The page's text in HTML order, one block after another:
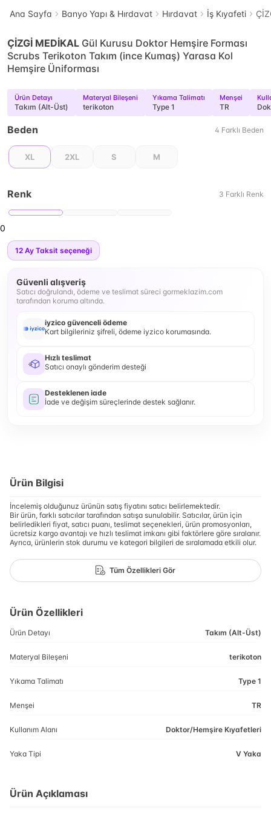
Ana Sayfa Banyo Yapı & Hırdavat Hırdavat İş Kıyafeti
ÇİZGİ MEDİKAL Gül Kurusu Doktor Hemşire Forması
Scrubs Terikoton Takım (ince Kumaş) Yarasa Kol
Hemşire Üniforması
Ürün Detayı
Takım (Alt-Üst)
Materyal Bileşeni
terikoton
Yıkama Talimatı
Type 1
Menşei
TR
Beden 4 Farklı Beden
XL 2XL S M
Renk 3 Farklı Renk
0
12 Ay Taksit seçeneği
Güvenli alışveriş
Satıcı doğrulandı, ödeme ve teslimat süreci gormeklazim.com
tarafından koruma altında.
iyzico güvenceli ödeme
Kart bilgileriniz şifreli, ödeme iyzico korumasında.
Hızlı teslimat
Satıcı onaylı gönderim desteği
Desteklenen iade
İade ve değişim süreçlerinde destek sağlanır.
Ürün Bilgisi
İncelemiş olduğunuz ürünün satış fiyatını satıcı belirlemektedir.
Bir ürün, farklı satıcılar tarafından satışa sunulabilir. Satıcılar, ürün için
belirledikleri fiyat, satıcı puanı, teslimat seçenekleri, ürün promosyonları,
ücretsiz kargo avantajı ve hızlı teslimat imkanı gibi faktörlere göre sıralanır.
Ayrıca, ürünlerin stok durumu ve kategori bilgileri de sıralamada etkili olur.
Tüm Özellikleri Gör
Ürün Özellikleri
Ürün Detayı Takım (Alt-Üst)
Materyal Bileşeni terikoton
Yıkama Talimatı Type 1
Menşei TR
Kullanım Alanı Doktor/Hemşire Kıyafetleri
Yaka Tipi V Yaka
Ürün Açıklaması